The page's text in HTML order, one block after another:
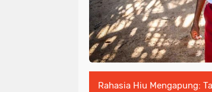
Rahasia Hiu Mengapung: